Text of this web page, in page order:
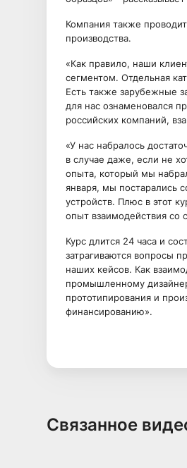
Компания также
производства.
«Как правило, наши
сегментом. Отдельная
Есть также зарубежные
для нас ознаменовался
российских компаний,
«У нас набралось
в случае даже, если не
опыта, который мы
января, мы постарались
устройств. Плюс в этот
опыт взаимодействия со
Курс длится 24 часа и
затрагиваются вопросы
наших кейсов. Как
промышленному
прототипирования и
финансированию».
Связанное